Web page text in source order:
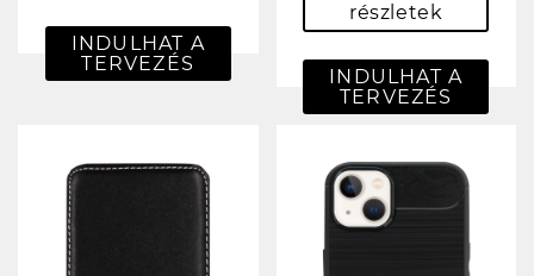
INDULHAT A
TERVEZÉS
részletek
INDULHAT A
TERVEZÉS